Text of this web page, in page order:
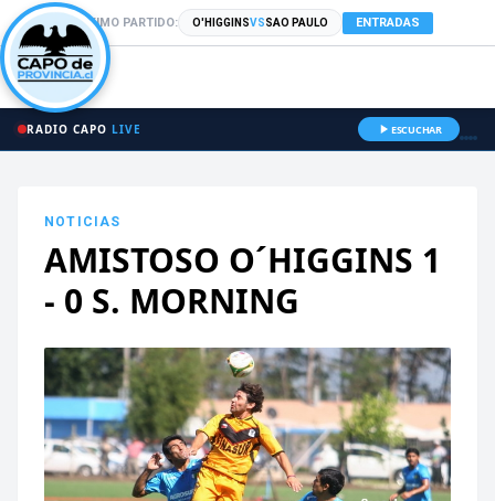
PRÓXIMO PARTIDO: O'HIGGINSVSSAO PAULO ENTRADAS
RADIO CAPO LIVE ESCUCHAR
NOTICIAS
AMISTOSO O´HIGGINS 1
- 0 S. MORNING